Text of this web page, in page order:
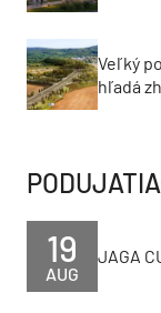
Veľký
hľadá
PODUJATIA
AUG
19 JAGA